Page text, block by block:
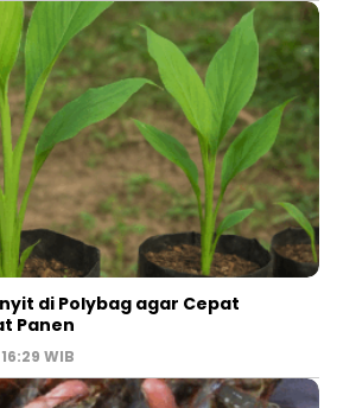
di Polybag agar Cepat
Panen
WIB